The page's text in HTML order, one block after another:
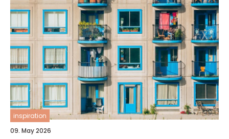
inspiration
09. May 2026